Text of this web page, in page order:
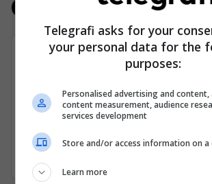
Real Estate
Specialist Mishi (Kasap)
Ferizaj
3 Gusht 2026
Telegrafi asks for your
your personal data for the
purposes:
Personalised advertising and
content measurement, audience
services development
Store and/or access information on a
Learn more